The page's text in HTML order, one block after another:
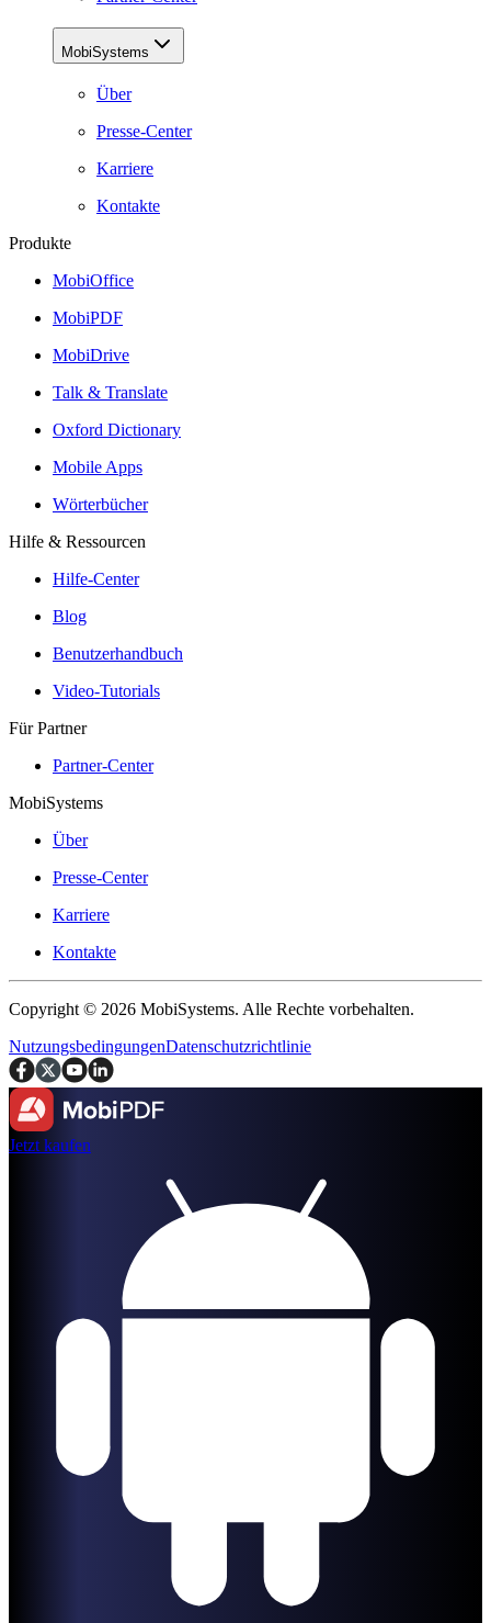
MobiSystems
Über
Presse-Center
Karriere
Kontakte
Produkte
MobiOffice
MobiPDF
MobiDrive
Talk & Translate
Oxford Dictionary
Mobile Apps
Wörterbücher
Hilfe & Ressourcen
Hilfe-Center
Blog
Benutzerhandbuch
Video-Tutorials
Für Partner
Partner-Center
MobiSystems
Über
Presse-Center
Karriere
Kontakte
Copyright © 2026 MobiSystems. Alle Rechte vorbehalten.
NutzungsbedingungenDatenschutzrichtlinie
Jetzt kaufen